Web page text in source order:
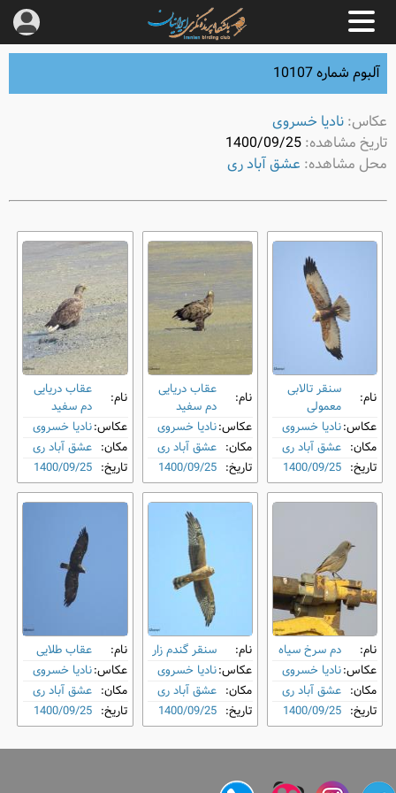
آلبوم شماره 10107
عکاس:نادیا خسروی
تاریخ مشاهده:1400/09/25
محل مشاهده: عشق آباد ری
نام:
سنقر تالابی
معمولی
عکاس:نادیا خسروی
مکان: عشق آباد ری
تاریخ: 1400/09/25
نام:
عقاب دریایی
دم‌ سفید
عکاس:نادیا خسروی
مکان: عشق آباد ری
تاریخ: 1400/09/25
نام:
عقاب دریایی
دم‌ سفید
عکاس:نادیا خسروی
مکان: عشق آباد ری
تاریخ: 1400/09/25
نام:
دم‌ سرخ سیاه
عکاس:نادیا خسروی
مکان: عشق آباد ری
تاریخ: 1400/09/25
نام:
سنقر گندم ‌زار
عکاس:نادیا خسروی
مکان: عشق آباد ری
تاریخ: 1400/09/25
نام:
عقاب طلایی
عکاس:نادیا خسروی
مکان: عشق آباد ری
تاریخ: 1400/09/25